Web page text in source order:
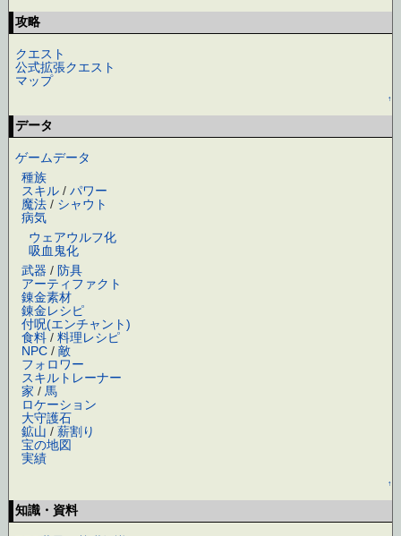
攻略
クエスト
公式拡張クエスト
マップ
↑
データ
ゲームデータ
種族
スキル /パワー
魔法 / シャウト
病気
ウェアウルフ化
吸血鬼化
武器 / 防具
アーティファクト
錬金素材
錬金レシピ
付呪(エンチャント)
食料 /料理レシピ
NPC /敵
フォロワー
スキルトレーナー
家 / 馬
ロケーション
大守護石
鉱山 /薪割り
宝の地図
実績
↑
知識・資料